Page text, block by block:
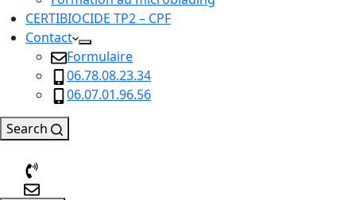
CERTIBIOCIDE TP2 – CPF
Contact
Formulaire
06.78.08.23.34
06.07.01.96.56
Search